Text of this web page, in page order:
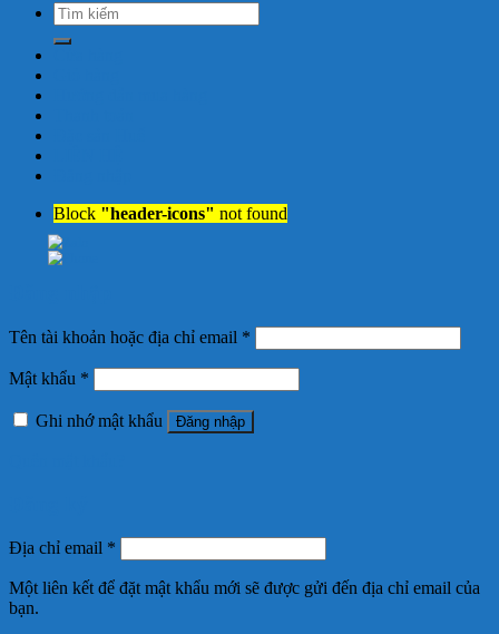
Tìm
kiếm:
Block "header-icons" not found
Tên tài khoản hoặc địa chỉ email *
Mật khẩu *
Ghi nhớ mật khẩu Đăng nhập
Địa chỉ email *
Một liên kết để đặt mật khẩu mới sẽ được gửi đến địa chỉ email của
bạn.